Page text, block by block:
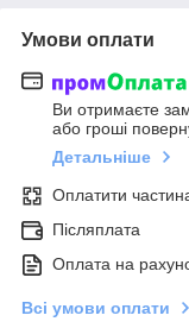
Умови оплати
Ви отримаєте
або гроші
Детальніше
Оплатити
Післяплата
Оплата на
Всі умови оплати